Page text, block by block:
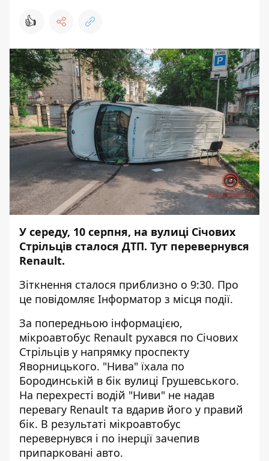
👍
У середу, 10 серпня, на вулиці Січових
Стрільців сталося ДТП. Тут перевернувся
Renault.
Зіткнення сталося приблизно о 9:30. Про
це повідомляє Інформатор з місця події.
За попередньою інформацією,
мікроавтобус Renault рухався по Січових
Стрільців у напрямку проспекту
Яворницького. "Нива" їхала по
Бородинській в бік вулиці Грушевського.
На перехресті водій "Ниви" не надав
перевагу Renault та вдарив його у правий
бік. В результаті мікроавтобус
перевернувся і по інерції зачепив
припарковані авто.